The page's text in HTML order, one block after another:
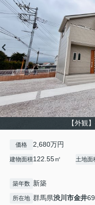
【外観
価格 2,680万円
建物面積122.55㎡ 土地面
築年数 新築
所在地 群馬県渋川市金井